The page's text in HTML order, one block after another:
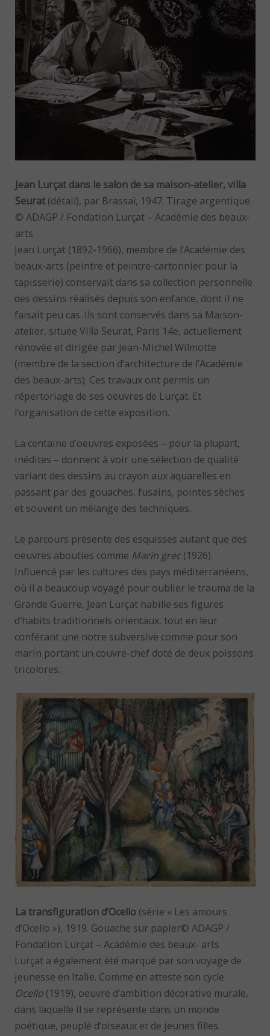
Jean Lurçat dans le salon de sa maison-atelier, villa
Seurat(détail), par Brassaï, 1947. Tirage argentique
© ADAGP / Fondation Lurçat – Académie des beaux-
arts
Jean Lurçat (1892-1966), membre de l’Académie des
beaux-arts (peintre et peintre-cartonnier pour la
tapisserie) conservait dans sa collection personnelle
des dessins réalisés depuis son enfance, dont il ne
faisait peu cas. Ils sont conservés dans sa Maison-
atelier, située Villa Seurat, Paris 14e, actuellement
rénovée et dirigée par Jean-Michel Wilmotte
(membre de la section d’architecture de l’Académie
des beaux-arts). Ces travaux ont permis un
répertoriage de ses oeuvres de Lurçat. Et
l’organisation de cette exposition.
La centaine d’oeuvres exposées – pour la plupart,
inédites – donnent à voir une sélection de qualité
variant des dessins au crayon aux aquarelles en
passant par des gouaches, fusains, pointes sèches
et souvent un mélange des techniques.
Le parcours présente des esquisses autant que des
oeuvres abouties comme Marin grec(1926).
Influencé par les cultures des pays méditerranéens,
où il a beaucoup voyagé pour oublier le trauma de la
Grande Guerre, Jean Lurçat habille ses figures
d’habits traditionnels orientaux, tout en leur
conférant une notre subversive comme pour son
marin portant un couvre-chef doté de deux poissons
tricolores.
La transfiguration d’Ocello (série « Les amours
d’Ocello »), 1919. Gouache sur papier© ADAGP /
Fondation Lurçat – Académie des beaux- arts
Lurçat a également été marqué par son voyage de
jeunesse en Italie. Comme en atteste son cycle
Ocello (1919), oeuvre d’ambition décorative murale,
dans laquelle il se représente dans un monde
poétique, peuplé d’oiseaux et de jeunes filles.